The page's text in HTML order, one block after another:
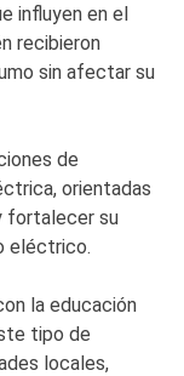
influyen en el
recibieron
sin afectar su
de
orientadas
fortalecer su
eléctrico.
la educación
tipo de
locales,